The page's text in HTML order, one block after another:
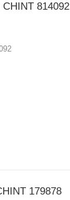
Авт. выкл. NXB-63 2P 16A (6kA) хар-ка С (R) CHINT 814092
Авт. выкл. NB1-63Н 3Р 63А 10кА х-ка C (R) CHINT 179878